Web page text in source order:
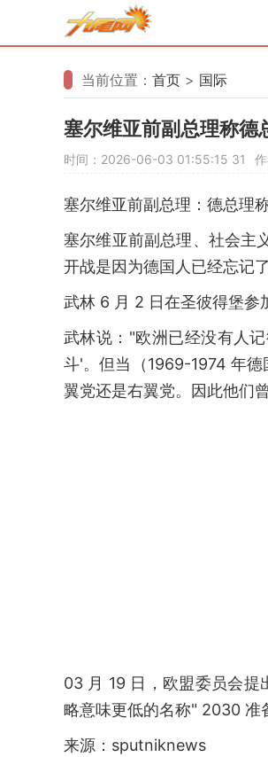
当前位置： 首页 > 国际
塞尔维亚前副总理称德
时间：2026-06-03 01:55:15 31
塞尔维亚前副总理：德总理
塞尔维亚前副总理、社会主
开战是因为德国人已经忘记
武林 6 月 2 日在圣彼得堡参
武林说："欧洲已经没有人
斗'。但当（1969-1974 年
翼党还是右翼党。因此他们
03 月 19 日，欧盟委员会
略意味更低的名称" 2030 准
来源：sputniknews